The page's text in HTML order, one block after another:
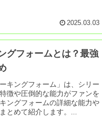
2025.03.03
グフォームとは？最強
キングフォーム」は、シリー
徴や圧倒的な能力がファンを
ングフォームの詳細な能力や
とめて紹介します。...